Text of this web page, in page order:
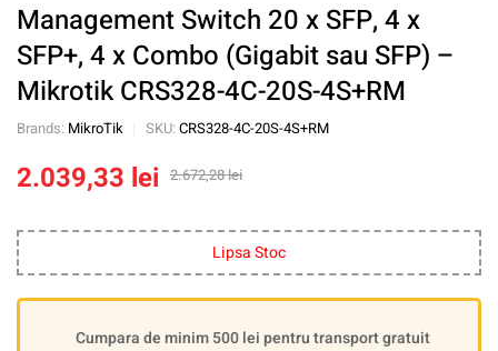
Management Switch 20 x SFP, 4 x
SFP+, 4 x Combo (Gigabit sau SFP) –
Mikrotik CRS328-4C-20S-4S+RM
Brands: MikroTik SKU: CRS328-4C-20S-4S+RM
2.672,28lei
2.039,33 lei
Lipsa Stoc
Cumpara de minim 500 lei pentru transport gratuit